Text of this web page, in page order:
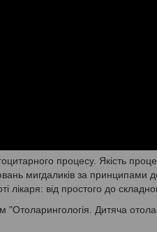
процесу. Якість
мигдаликів за
лікаря: від простого до
Дитяча